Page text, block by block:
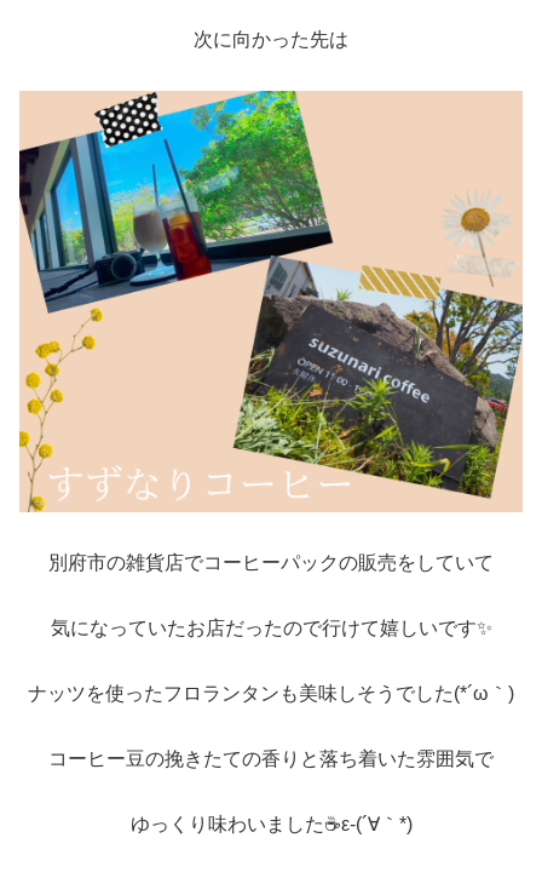
次に向かった先は
別府市の雑貨店でコーヒーパックの販売をしていて
気になっていたお店だったので行けて嬉しいです✨
ナッツを使ったフロランタンも美味しそうでした(*´ω｀)
コーヒー豆の挽きたての香りと落ち着いた雰囲気で
ゆっくり味わいました☕ε-(´∀｀*)